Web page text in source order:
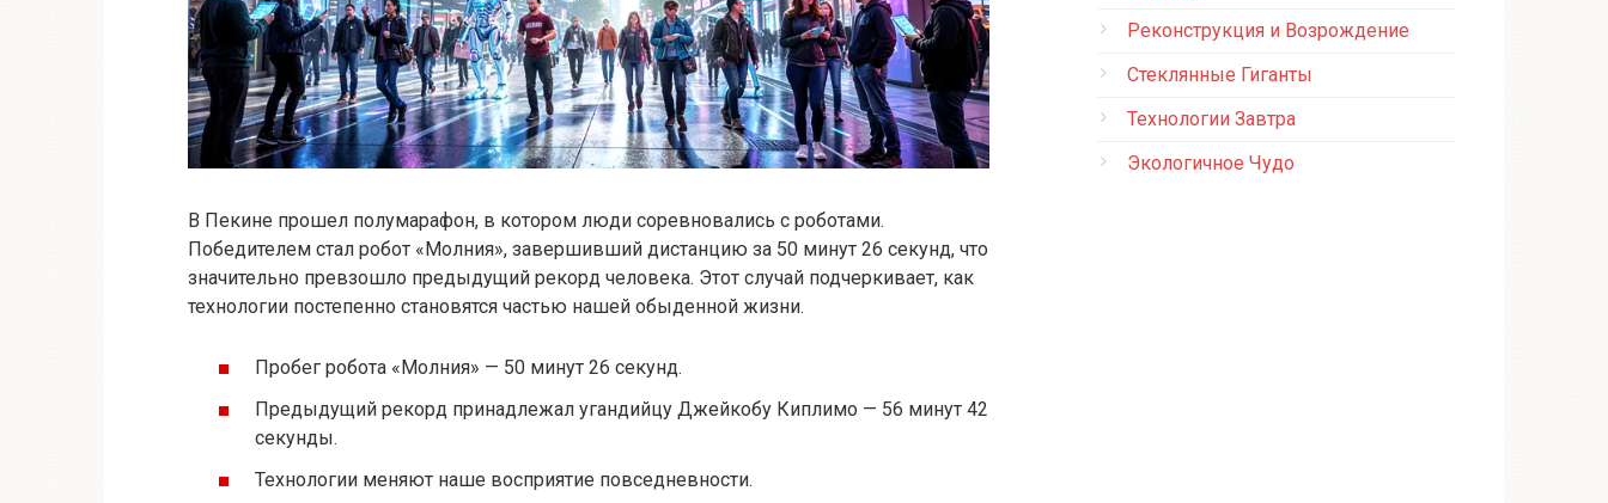
В Пекине прошел полумарафон, в котором люди соревновались с роботами.
Победителем стал робот «Молния», завершивший дистанцию за 50 минут 26 секунд, что
значительно превзошло предыдущий рекорд человека. Этот случай подчеркивает, как
технологии постепенно становятся частью нашей обыденной жизни.
Пробег робота «Молния» — 50 минут 26 секунд.
Предыдущий рекорд принадлежал угандийцу Джейкобу Киплимо — 56 минут 42
секунды.
Технологии меняют наше восприятие повседневности.
Реконструкция и Возрождение
Стеклянные Гиганты
Технологии Завтра
Экологичное Чудо